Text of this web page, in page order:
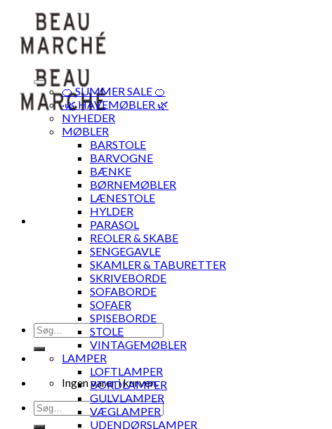
content
Søg
efter:
Ingen varer i kurven.
Søg
efter:
🍊 SUMMER SALE 🍊
·🌿 HAVEMØBLER 🌿
NYHEDER
MØBLER
BARSTOLE
BARVOGNE
BÆNKE
BØRNEMØBLER
LÆNESTOLE
HYLDER
PARASOL
REOLER & SKABE
SENGEGAVLE
SKAMLER & TABURETTER
SKRIVEBORDE
SOFABORDE
SOFAER
SPISEBORDE
STOLE
VINTAGEMØBLER
LAMPER
LOFTLAMPER
BORDLAMPER
GULVLAMPER
VÆGLAMPER
UDENDØRSLAMPER